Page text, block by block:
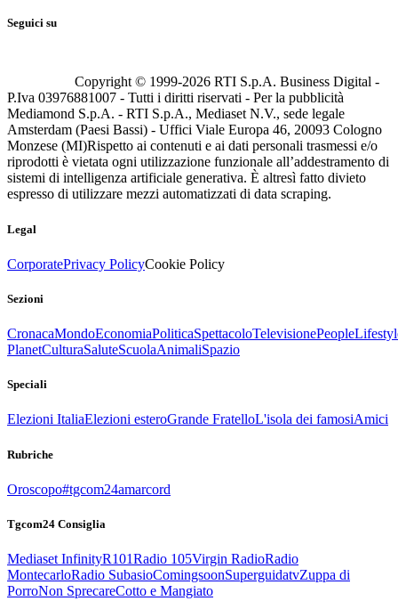
Seguici su
Copyright © 1999-2026 RTI S.p.A. Business Digital -
P.Iva 03976881007 - Tutti i diritti riservati - Per la pubblicità
Mediamond S.p.A. - RTI S.p.A., Mediaset N.V., sede legale
Amsterdam (Paesi Bassi) - Uffici Viale Europa 46, 20093 Cologno
Monzese (MI)Rispetto ai contenuti e ai dati personali trasmessi e/o
riprodotti è vietata ogni utilizzazione funzionale all’addestramento di
sistemi di intelligenza artificiale generativa. È altresì fatto divieto
espresso di utilizzare mezzi automatizzati di data scraping.
Legal
CorporatePrivacy PolicyCookie Policy
Sezioni
CronacaMondoEconomiaPoliticaSpettacoloTelevisionePeople
PlanetCulturaSaluteScuolaAnimaliSpazio
Speciali
Elezioni ItaliaElezioni esteroGrande FratelloL'isola dei famosiAmici
Rubriche
Oroscopo#tgcom24amarcord
Tgcom24 Consiglia
Mediaset InfinityR101Radio 105Virgin RadioRadio
MontecarloRadio SubasioComingsoonSuperguidatvZuppa di
PorroNon SprecareCotto e Mangiato